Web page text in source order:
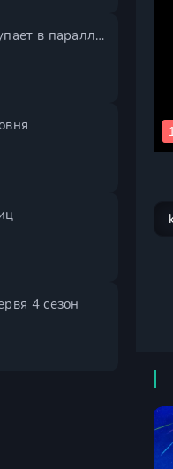
Рыцарь-скелет вступает в параллельный мир 2 сезон
4 сезон